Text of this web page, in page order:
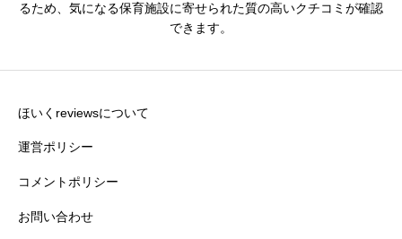
残業・持ち帰り仕事の少なさ
クチコミのタイトル
るため、気になる保育施設に寄せられた質の高いクチコミが確認
できます。
ほいくreviewsについて
運営ポリシー
コメントポリシー
お問い合わせ